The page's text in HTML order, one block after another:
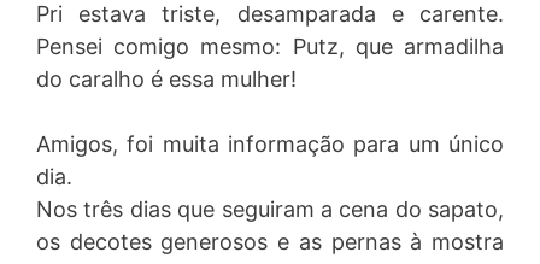
Pri estava triste, desamparada e carente.
Pensei comigo mesmo: Putz, que armadilha
do caralho é essa mulher!
Amigos, foi muita informação para um único
dia.
Nos três dias que seguiram a cena do sapato,
os decotes generosos e as pernas à mostra